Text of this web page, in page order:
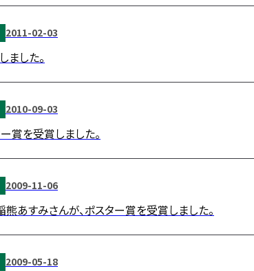
2011-02-03
した。
2010-09-03
賞を受賞しました。
2009-11-06
あすみさんが、ポスター賞を受賞しました。
2009-05-18